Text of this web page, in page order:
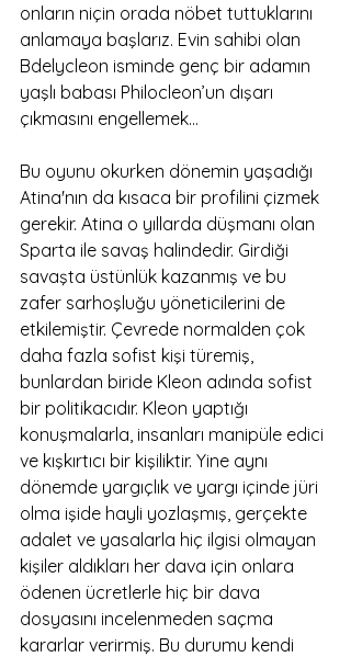
onların niçin orada nöbet tuttuklarını
anlamaya başlarız. Evin sahibi olan
Bdelycleon isminde genç bir adamın
yaşlı babası Philocleon’un dışarı
çıkmasını engellemek…
Bu oyunu okurken dönemin yaşadığı
Atina'nın da kısaca bir profilini çizmek
gerekir. Atina o yıllarda düşmanı olan
Sparta ile savaş halindedir. Girdiği
savaşta üstünlük kazanmış ve bu
zafer sarhoşluğu yöneticilerini de
etkilemiştir. Çevrede normalden çok
daha fazla sofist kişi türemiş,
bunlardan biride Kleon adında sofist
bir politikacıdır. Kleon yaptığı
konuşmalarla, insanları manipüle edici
ve kışkırtıcı bir kişiliktir. Yine aynı
dönemde yargıçlık ve yargı içinde jüri
olma işide hayli yozlaşmış, gerçekte
adalet ve yasalarla hiç ilgisi olmayan
kişiler aldıkları her dava için onlara
ödenen ücretlerle hiç bir dava
dosyasını incelenmeden saçma
kararlar verirmiş. Bu durumu kendi